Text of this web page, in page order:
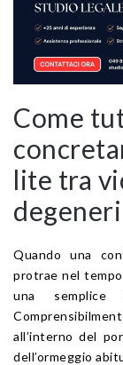
Come
lite tra
Quando una
protrae nel
una semplice
all’interno del
dell’ormeggio